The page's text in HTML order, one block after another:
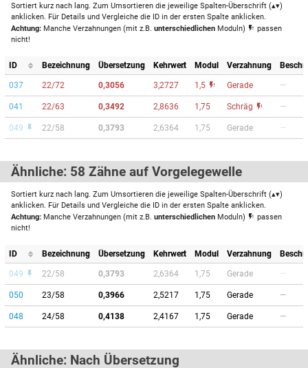
Sortiert kurz nach lang. Zum Umsortieren die jeweilige Spalten-Überschrift (▴▾)
anklicken. Für Details und Vergleiche die ID in der ersten Spalte anklicken.
Achtung: Manche Verzahnungen (mit z.B. unterschiedlichen Moduln)
passen
nicht!
ID Bezeichnung Übersetzung Kehrwert Modul Verzahnung
037 22/72 0,3056 3,2727 1,5 Gerade —
041 22/63 0,3492 2,8636 1,75 Schräg —
049 22/58 0,3793 2,6364 1,75 Gerade —
Ähnliche: 58 Zähne auf Vorgelegewelle
Sortiert kurz nach lang. Zum Umsortieren die jeweilige Spalten-Überschrift (▴▾)
anklicken. Für Details und Vergleiche die ID in der ersten Spalte anklicken.
Achtung: Manche Verzahnungen (mit z.B. unterschiedlichen Moduln)
passen
nicht!
ID Bezeichnung Übersetzung Kehrwert Modul Verzahnung
049 22/58 0,3793 2,6364 1,75 Gerade —
050 23/58 0,3966 2,5217 1,75 Gerade —
048 24/58 0,4138 2,4167 1,75 Gerade —
Ähnliche: Nach Übersetzung